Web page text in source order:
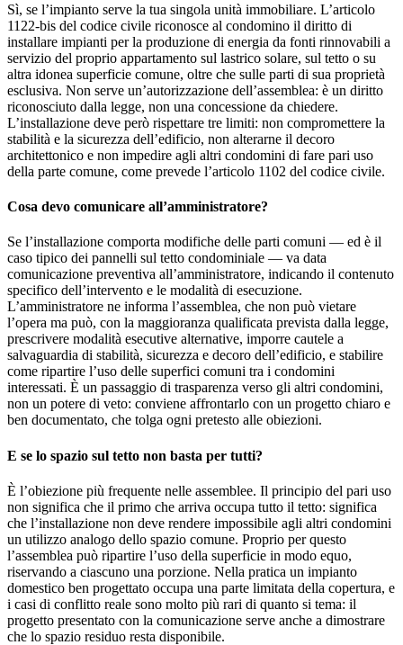
Sì, se l’impianto serve la tua singola unità immobiliare. L’articolo
1122-bis del codice civile riconosce al condomino il diritto di
installare impianti per la produzione di energia da fonti rinnovabili a
servizio del proprio appartamento sul lastrico solare, sul tetto o su
altra idonea superficie comune, oltre che sulle parti di sua proprietà
esclusiva. Non serve un’autorizzazione dell’assemblea: è un diritto
riconosciuto dalla legge, non una concessione da chiedere.
L’installazione deve però rispettare tre limiti: non compromettere la
stabilità e la sicurezza dell’edificio, non alterarne il decoro
architettonico e non impedire agli altri condomini di fare pari uso
della parte comune, come prevede l’articolo 1102 del codice civile.
Cosa devo comunicare all’amministratore?
Se l’installazione comporta modifiche delle parti comuni — ed è il
caso tipico dei pannelli sul tetto condominiale — va data
comunicazione preventiva all’amministratore, indicando il contenuto
specifico dell’intervento e le modalità di esecuzione.
L’amministratore ne informa l’assemblea, che non può vietare
l’opera ma può, con la maggioranza qualificata prevista dalla legge,
prescrivere modalità esecutive alternative, imporre cautele a
salvaguardia di stabilità, sicurezza e decoro dell’edificio, e stabilire
come ripartire l’uso delle superfici comuni tra i condomini
interessati. È un passaggio di trasparenza verso gli altri condomini,
non un potere di veto: conviene affrontarlo con un progetto chiaro e
ben documentato, che tolga ogni pretesto alle obiezioni.
E se lo spazio sul tetto non basta per tutti?
È l’obiezione più frequente nelle assemblee. Il principio del pari uso
non significa che il primo che arriva occupa tutto il tetto: significa
che l’installazione non deve rendere impossibile agli altri condomini
un utilizzo analogo dello spazio comune. Proprio per questo
l’assemblea può ripartire l’uso della superficie in modo equo,
riservando a ciascuno una porzione. Nella pratica un impianto
domestico ben progettato occupa una parte limitata della copertura, e
i casi di conflitto reale sono molto più rari di quanto si tema: il
progetto presentato con la comunicazione serve anche a dimostrare
che lo spazio residuo resta disponibile.